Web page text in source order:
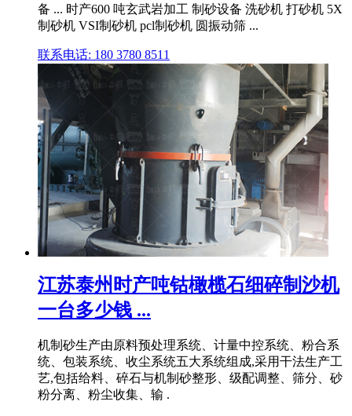
备 ... 时产600 吨玄武岩加工 制砂设备 洗砂机 打砂机 5X
制砂机 VSI制砂机 pcl制砂机 圆振动筛 ...
联系电话: 180 3780 8511
江苏泰州时产吨钴橄榄石细碎制沙机
一台多少钱 ...
机制砂生产由原料预处理系统、计量中控系统、粉合系
统、包装系统、收尘系统五大系统组成,采用干法生产工
艺,包括给料、碎石与机制砂整形、级配调整、筛分、砂
粉分离、粉尘收集、输 .